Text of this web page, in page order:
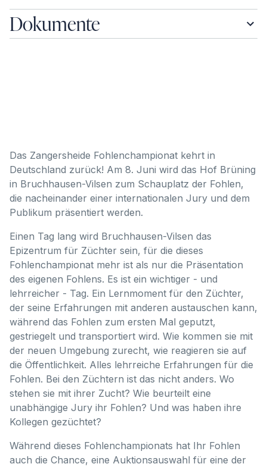
Dokumente
Das Zangersheide Fohlenchampionat kehrt in
Deutschland zurück! Am 8. Juni wird das Hof Brüning
in Bruchhausen-Vilsen zum Schauplatz der Fohlen,
die nacheinander einer internationalen Jury und dem
Publikum präsentiert werden.
Einen Tag lang wird Bruchhausen-Vilsen das
Epizentrum für Züchter sein, für die dieses
Fohlenchampionat mehr ist als nur die Präsentation
des eigenen Fohlens. Es ist ein wichtiger - und
lehrreicher - Tag. Ein Lernmoment für den Züchter,
der seine Erfahrungen mit anderen austauschen kann,
während das Fohlen zum ersten Mal geputzt,
gestriegelt und transportiert wird. Wie kommen sie mit
der neuen Umgebung zurecht, wie reagieren sie auf
die Öffentlichkeit. Alles lehrreiche Erfahrungen für die
Fohlen. Bei den Züchtern ist das nicht anders. Wo
stehen sie mit ihrer Zucht? Wie beurteilt eine
unabhängige Jury ihr Fohlen? Und was haben ihre
Kollegen gezüchtet?
Während dieses Fohlenchampionats hat Ihr Fohlen
auch die Chance, eine Auktionsauswahl für eine der